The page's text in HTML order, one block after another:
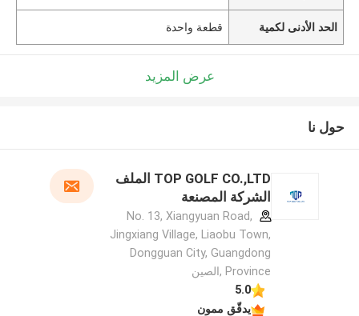
الحد الأدنى لكمية قطعة واحدة
عرض المزيد
حول نا
TOP GOLF CO.,LTD الملف
الشركة المصنعة
No. 13, Xiangyuan Road,
Jingxiang Village, Liaobu Town,
Dongguan City, Guangdong
Province ,الصين
5.0
يدقّق ممون